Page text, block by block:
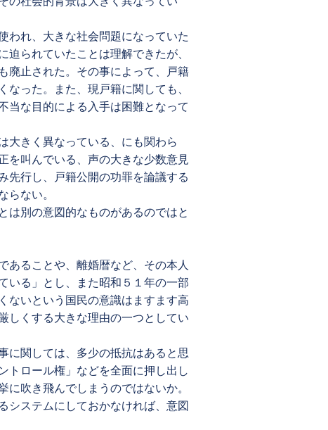
われ、大きな社会問題になっていた
られていたことは理解できたが、
廃止された。その事によって、戸籍
った。また、現戸籍に関しても、
当な目的による入手は困難となって
大きく異なっている、にも関わら
を叫んでいる、声の大きな少数意見
先行し、戸籍公開の功罪を論議する
らない。
は別の意図的なものがあるのではと
あることや、離婚暦など、その本人
いる」とし、また昭和５１年の一部
ないという国民の意識はますます高
しくする大きな理由の一つとしてい
に関しては、多少の抵抗はあると思
トロール権」などを全面に押し出し
吹き飛んでしまうのではないか。
システムにしておかなければ、意図